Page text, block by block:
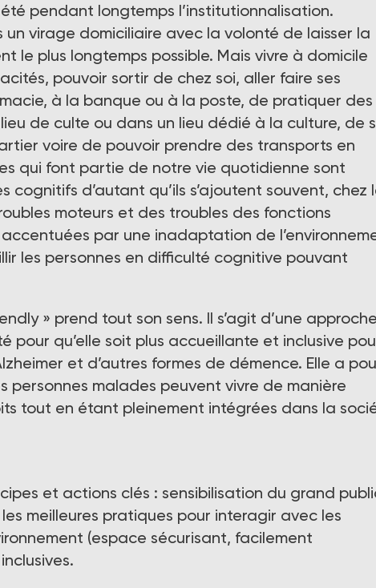
pendant longtemps l’institutionnalisation.
un virage domiciliaire avec la volonté de laisser la
le plus longtemps possible. Mais vivre à domicile
pouvoir sortir de chez soi, aller faire ses
à la banque ou à la poste, de pratiquer des
de culte ou dans un lieu dédié à la culture, de
voire de pouvoir prendre des transports en
qui font partie de notre vie quotidienne sont
cognitifs d’autant qu’ils s’ajoutent souvent, chez
moteurs et des troubles des fonctions
par une inadaptation de
les personnes en difficulté cognitive pouvant
» prend tout son sens. Il s’agit d’une approche
pour qu’elle soit plus accueillante et inclusive
et d’autres formes de démence. Elle a
personnes malades peuvent vivre de manière
tout en étant pleinement intégrées dans la
et actions clés : sensibilisation du grand
meilleures pratiques pour interagir avec les
(espace sécurisant, facilement